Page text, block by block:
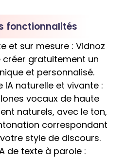
fonctionnalités
et sur mesure : Vidnoz
gratuitement un
et personnalisé.
IA naturelle et vivante :
vocaux de haute
naturels, avec le ton,
correspondant
style de discours.
de texte à parole :